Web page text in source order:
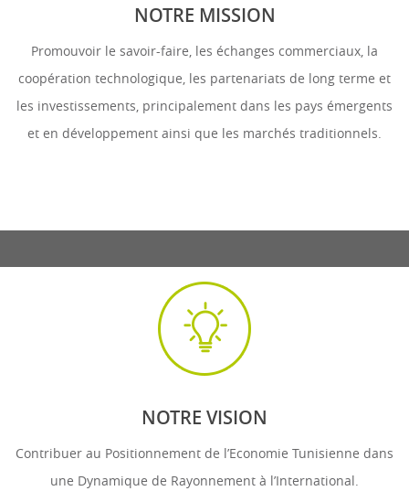
NOTRE MISSION
Promouvoir le savoir-faire, les échanges commerciaux, la
coopération technologique, les partenariats de long terme et
les investissements, principalement dans les pays émergents
et en développement ainsi que les marchés traditionnels.
NOTRE VISION
Contribuer au Positionnement de l’Economie Tunisienne dans
une Dynamique de Rayonnement à l’International.